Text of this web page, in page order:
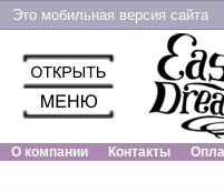
Это мобильная версия сайта
О компании
Контакты